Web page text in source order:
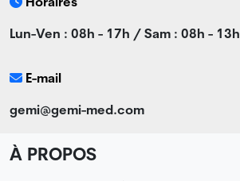
Horaires
Lun-Ven : 08h - 17h / Sam : 08h - 13h
E-mail
gemi@gemi-med.com
À PROPOS